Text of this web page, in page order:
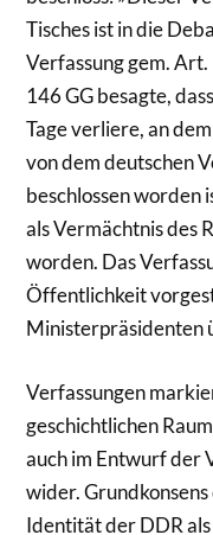
Tisches ist in die
Verfassung gem.
146 GG besagte,
Tage verliere, an
von dem deutschen
beschlossen worden
als Vermächtnis des
worden. Das
Öffentlichkeit
Ministerpräsidenten
Verfassungen
geschichtlichen
auch im Entwurf der
wider.
Identität der DDR